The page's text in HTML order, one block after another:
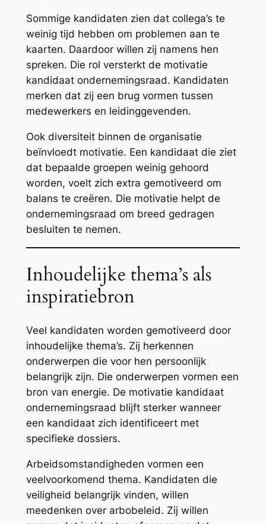
Sommige kandidaten zien dat collega’s te
weinig tijd hebben om problemen aan te
kaarten. Daardoor willen zij namens hen
spreken. Die rol versterkt de motivatie
kandidaat ondernemingsraad. Kandidaten
merken dat zij een brug vormen tussen
medewerkers en leidinggevenden.
Ook diversiteit binnen de organisatie
beïnvloedt motivatie. Een kandidaat die ziet
dat bepaalde groepen weinig gehoord
worden, voelt zich extra gemotiveerd om
balans te creëren. Die motivatie helpt de
ondernemingsraad om breed gedragen
besluiten te nemen.
Inhoudelijke thema’s als
inspiratiebron
Veel kandidaten worden gemotiveerd door
inhoudelijke thema’s. Zij herkennen
onderwerpen die voor hen persoonlijk
belangrijk zijn. Die onderwerpen vormen een
bron van energie. De motivatie kandidaat
ondernemingsraad blijft sterker wanneer
een kandidaat zich identificeert met
specifieke dossiers.
Arbeidsomstandigheden vormen een
veelvoorkomend thema. Kandidaten die
veiligheid belangrijk vinden, willen
meedenken over arbobeleid. Zij willen